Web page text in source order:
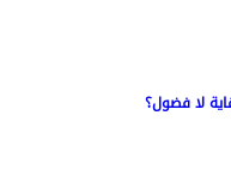
لا فضول؟